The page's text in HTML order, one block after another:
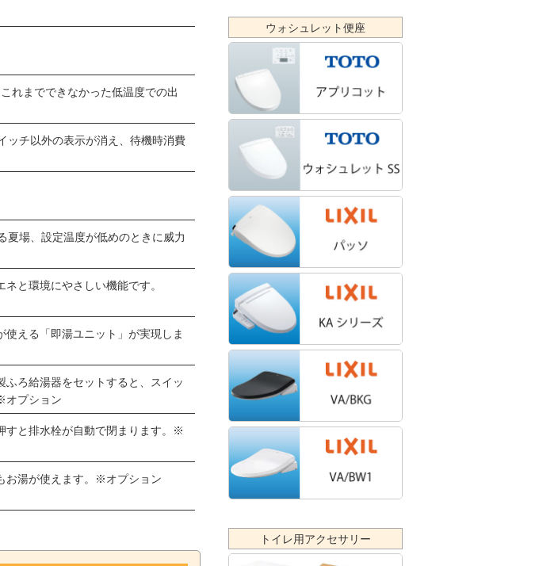
れまでできなかった低温度での出
ッチ以外の表示が消え、待機時消費
夏場、設定温度が低めのときに威力
と環境にやさしい機能です。
える「即湯ユニット」が実現しま
ふろ給湯器をセットすると、スイッ
オプション
すと排水栓が自動で閉まります。※
お湯が使えます。※オプション
ウォシュレット便座
トイレ用アクセサリー